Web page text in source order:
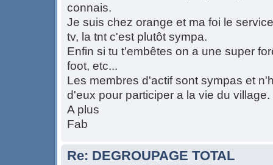
connais.
Je suis chez orange et ma foi le
tv, la tnt c'est plutôt sympa.
Enfin si tu t'embêtes on a une super
foot, etc...
Les membres d'actif sont sympas et
d'eux pour participer a la vie du village.
A plus
Fab
Re: DEGROUPAGE TOTAL